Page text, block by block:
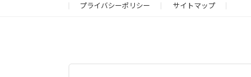
プライバシーポリシー サイトマップ